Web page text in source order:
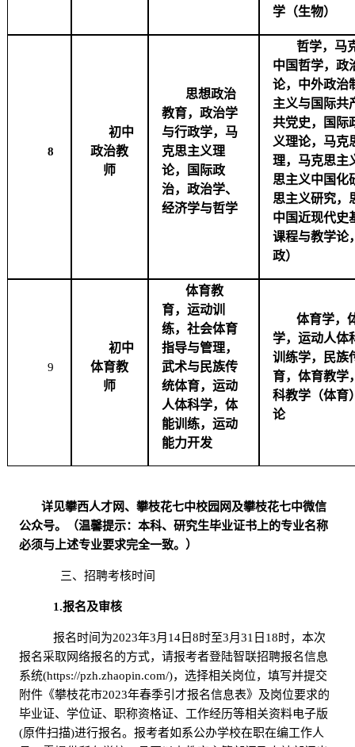
学（生物）
8
初中
政治教
师
思想政治
教育，政治学
与行政学，马
克思主义理
论，国际政
治，政治学、
经济学与哲学
哲学，马
中国哲学，政
论，中外政治
主义与国际共
共党史，国际
义理论，马克
理，马克思主
思主义中国化
思主义研究，
中国近现代史
课程与教学论
政）
9
初中
体育教
师
体育教
育，运动训
练，社会体育
指导与管理，
武术与民族传
统体育，运动
人体科学，体
能训练，运动
能力开发
体育学，
学，运动人体
训练学，民族
育，体育教学
科教学（体育
论
详见攀西人才网、攀枝花七中校园网及攀枝花七中微信
公众号。（温馨提示：本科、研究生毕业证书上的专业名称
必须与上述专业要求完全一致。）
三、招聘考核时间
1.报名及审核
报名时间为2023年3月14日8时至3月31日18时，本次
报名采取网络报名的方式，请报考者登陆智联招聘报名信息
系统(https://pzh.zhaopin.com/)，选择相关岗位，填写并提交
附件《攀枝花市2023年春季引才报名信息表》及岗位要求的
毕业证、学位证、职称资格证、工作经历等相关资料电子版
(原件扫描)进行报名。报考者如系公办学校在职在编工作人